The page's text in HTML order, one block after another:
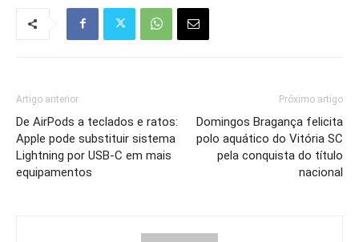
Artigo anterior
De AirPods a teclados e ratos:
Apple pode substituir sistema
Lightning por USB-C em mais
equipamentos
Próximo artigo
Domingos Bragança felicita
polo aquático do Vitória SC
pela conquista do título
nacional